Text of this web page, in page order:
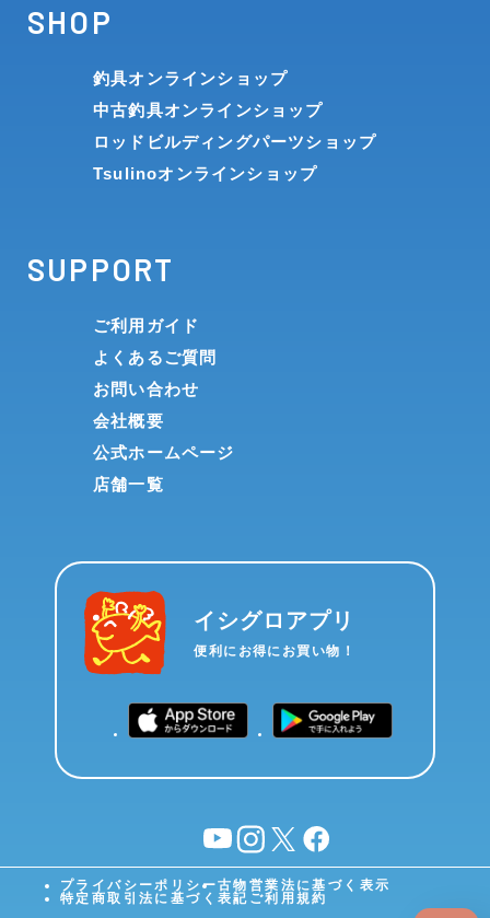
SHOP
釣具オンラインショップ
中古釣具オンラインショップ
ロッドビルディングパーツショップ
Tsulinoオンラインショップ
SUPPORT
ご利用ガイド
よくあるご質問
お問い合わせ
会社概要
公式ホームページ
店舗一覧
イシグロアプリ
便利にお得にお買い物！
YouTubeinstagram
X facebook
プライバシーポリシー古物営業法に基づく表示
特定商取引法に基づく表記 ご利用規約